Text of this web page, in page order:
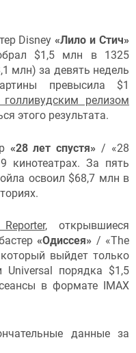
Disney«Лило и Стич»
$1,5 млн в 1325
млн) за девять недель
превысила $1
релизом
этого результата.
«28 лет спустя» / «28
кинотеатрах. За пять
освоил $68,7 млн в
, открывшиеся
«Одиссея» / «The
выйдет только
Universal порядка $1,5
в формате IMAX
данные за